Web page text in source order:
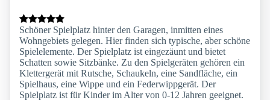
Schöner Spielplatz hinter den Garagen, inmitten eines
Wohngebiets gelegen. Hier finden sich typische, aber schöne
Spielelemente. Der Spielplatz ist eingezäunt und bietet
Schatten sowie Sitzbänke. Zu den Spielgeräten gehören ein
Klettergerät mit Rutsche, Schaukeln, eine Sandfläche, ein
Spielhaus, eine Wippe und ein Federwippgerät. Der
Spielplatz ist für Kinder im Alter von 0-12 Jahren geeignet.